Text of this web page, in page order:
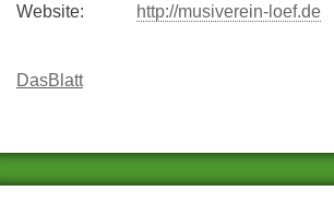
Website: http://musiverein-loef.de
Beitragsnavigation
DasBlatt